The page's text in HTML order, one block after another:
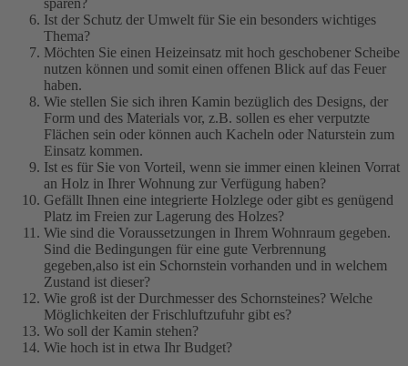
sparen?
Ist der Schutz der Umwelt für Sie ein besonders wichtiges
Thema?
Möchten Sie einen Heizeinsatz mit hoch geschobener Scheibe
nutzen können und somit einen offenen Blick auf das Feuer
haben.
Wie stellen Sie sich ihren Kamin bezüglich des Designs, der
Form und des Materials vor, z.B. sollen es eher verputzte
Flächen sein oder können auch Kacheln oder Naturstein zum
Einsatz kommen.
Ist es für Sie von Vorteil, wenn sie immer einen kleinen Vorrat
an Holz in Ihrer Wohnung zur Verfügung haben?
Gefällt Ihnen eine integrierte Holzlege oder gibt es genügend
Platz im Freien zur Lagerung des Holzes?
Wie sind die Voraussetzungen in Ihrem Wohnraum gegeben.
Sind die Bedingungen für eine gute Verbrennung
gegeben,also ist ein Schornstein vorhanden und in welchem
Zustand ist dieser?
Wie groß ist der Durchmesser des Schornsteines? Welche
Möglichkeiten der Frischluftzufuhr gibt es?
Wo soll der Kamin stehen?
Wie hoch ist in etwa Ihr Budget?